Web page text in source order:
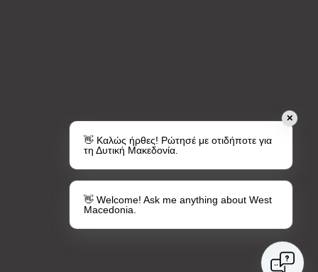
✕
👋 Καλώς ήρθες! Ρώτησέ με οτιδήποτε για
τη Δυτική Μακεδονία.
👋 Welcome! Ask me anything about West
Macedonia.